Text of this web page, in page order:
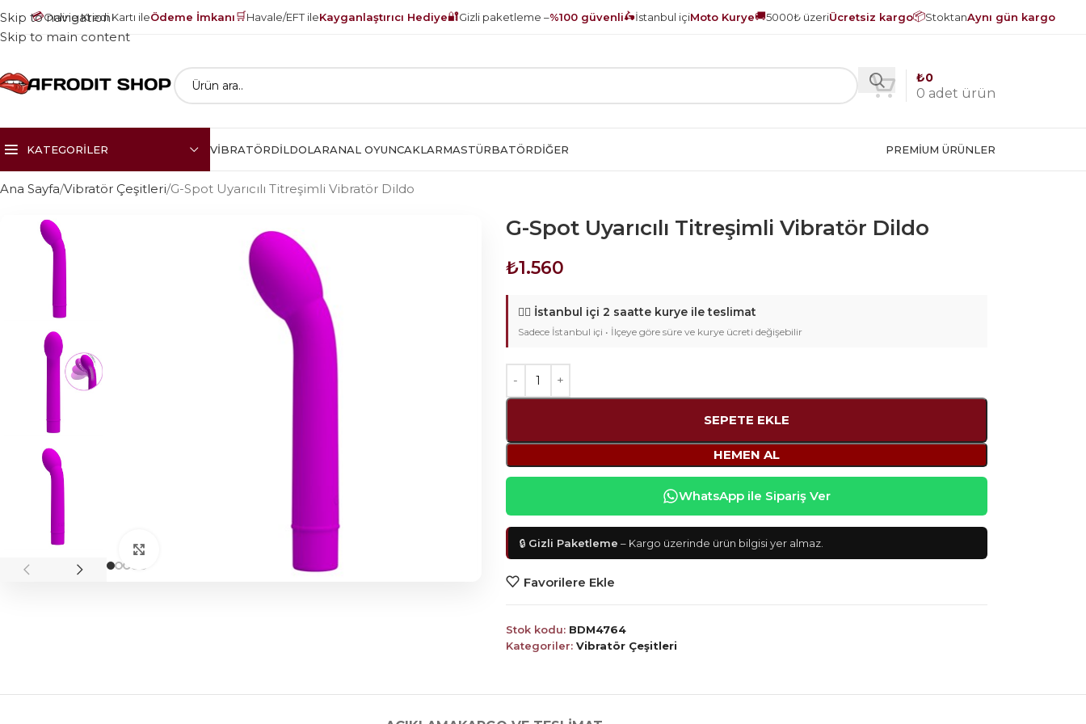
💳Online Kredi Kartı ileÖdeme İmkanı🛒Havale/EFT ileKayganlaştırıcı Hediye🔐Gizli paketleme –%100 güvenli🛵İstanbul içiMoto Kurye🚚5000₺ üzeriÜcretsiz kargo📦StoktanAynı gün kargo
Skip to navigation
Skip to main content
0 adet ürün
₺0
KATEGORILER VIBRATÖRDILDOLARANAL OYUNCAKLARMASTÜRBATÖRDIĞER PREMIUM ÜRÜNLER
Ana Sayfa Vibratör Çeşitleri G-Spot Uyarıcılı Titreşimli Vibratör Dildo
G-Spot Uyarıcılı Titreşimli Vibratör Dildo
₺1.560
🚴‍♂️ İstanbul içi 2 saatte kurye ile teslimat
Sadece İstanbul içi • İlçeye göre süre ve kurye ücreti değişebilir
SEPETE EKLE
HEMEN AL
WhatsApp ile Sipariş Ver
🔒 Gizli Paketleme – Kargo üzerinde ürün bilgisi yer almaz.
Favorilere Ekle
Stok kodu: BDM4764
Kategoriler: Vibratör Çeşitleri